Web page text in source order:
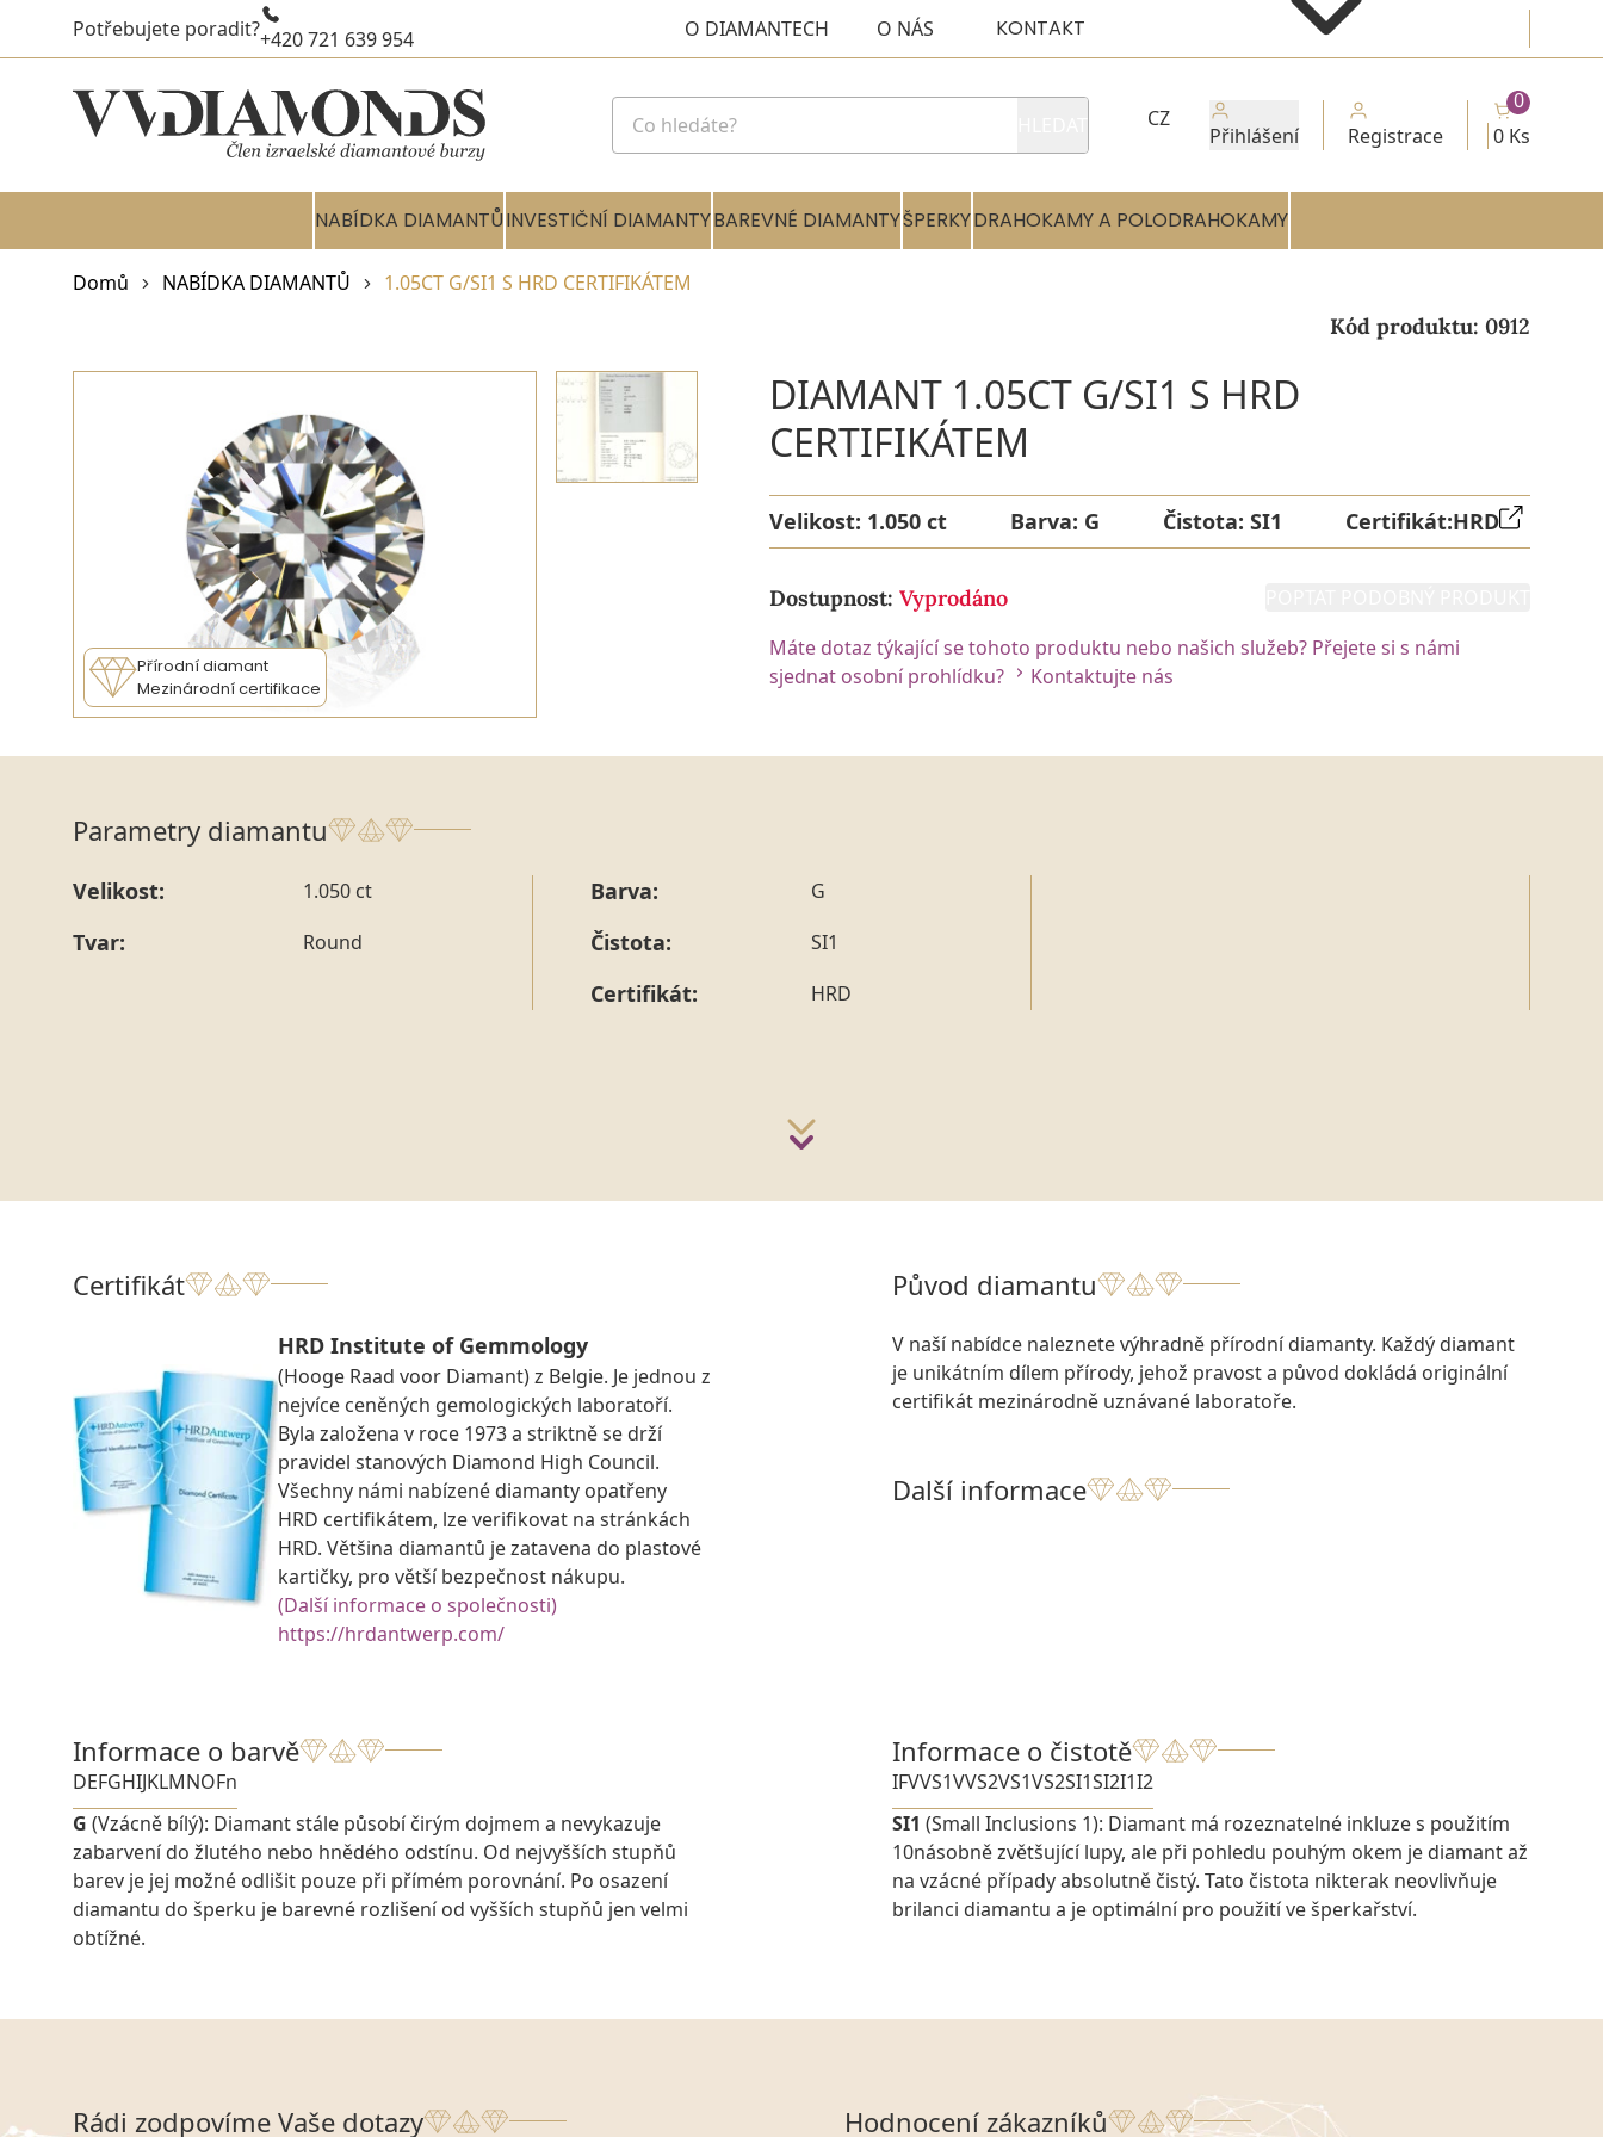
Potřebujete poradit?+420 721 639 954 O DIAMANTECH O NÁS KONTAKT
CZ
Přihlášení Registrace 0 Ks
0
NABÍDKA DIAMANTŮINVESTIČNÍ DIAMANTYBAREVNÉ DIAMANTYŠPERKYDRAHOKAMY A POLODRAHOKAMY
Domů NABÍDKA DIAMANTŮ 1.05CT G/SI1 S HRD CERTIFIKÁTEM
Kód produktu: 0912
Přírodní diamant
Mezinárodní certifikace
DIAMANT 1.05CT G/SI1 S HRD
CERTIFIKÁTEM
Velikost: 1.050 ct Barva: G Čistota: SI1 Certifikát:HRD
Dostupnost: Vyprodáno
Máte dotaz týkající se tohoto produktu nebo našich služeb? Přejete si s námi
sjednat osobní prohlídku?
Kontaktujte nás
Parametry diamantu
Velikost: 1.050 ct
Tvar: Round
Barva: G
Čistota: SI1
Certifikát: HRD
Certifikát
HRD Institute of Gemmology
(Hooge Raad voor Diamant) z Belgie. Je jednou z
nejvíce ceněných gemologických laboratoří.
Byla založena v roce 1973 a striktně se drží
pravidel stanových Diamond High Council.
Všechny námi nabízené diamanty opatřeny
HRD certifikátem, lze verifikovat na stránkách
HRD. Většina diamantů je zatavena do plastové
kartičky, pro větší bezpečnost nákupu.
(Další informace o společnosti)
https://hrdantwerp.com/
Původ diamantu
V naší nabídce naleznete výhradně přírodní diamanty. Každý diamant
je unikátním dílem přírody, jehož pravost a původ dokládá originální
certifikát mezinárodně uznávané laboratoře.
Další informace
Informace o barvě
DEFGHIJKLMNOFn
G (Vzácně bílý): Diamant stále působí čirým dojmem a nevykazuje
zabarvení do žlutého nebo hnědého odstínu. Od nejvyšších stupňů
barev je jej možné odlišit pouze při přímém porovnání. Po osazení
diamantu do šperku je barevné rozlišení od vyšších stupňů jen velmi
obtížné.
Informace o čistotě
IFVVS1VVS2VS1VS2SI1SI2I1I2
SI1 (Small Inclusions 1): Diamant má rozeznatelné inkluze s použitím
10násobně zvětšující lupy, ale při pohledu pouhým okem je diamant až
na vzácné případy absolutně čistý. Tato čistota nikterak neovlivňuje
brilanci diamantu a je optimální pro použití ve šperkařství.
Rádi zodpovíme Vaše dotazy Hodnocení zákazníků